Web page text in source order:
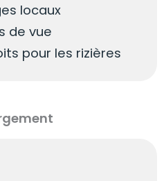
locaux
de vue
pour les rizières